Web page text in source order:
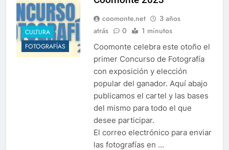
CULTURA
FOTOGRAFÍAS
coomonte.net
3 años
atrás
0 1 minutos
Coomonte celebra este otoño el
primer Concurso de Fotografía
con exposición y elección
popular del ganador. Aquí abajo
publicamos el cartel y las bases
del mismo para todo el que
desee participar.
El correo electrónico para enviar
las fotografías en …